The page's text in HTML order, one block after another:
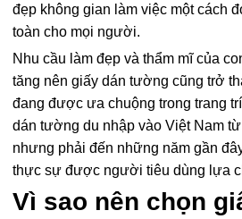
đẹp không gian làm việc một cách
toàn cho mọi người.
Nhu cầu làm đẹp và thẩm mĩ của
tăng nên giấy dán tường cũng trở
đang được ưa chuộng trong trang
dán tường du nhập vào Việt Nam
nhưng phải đến những năm gần
thực sự được người tiêu dùng lựa
Vì sao nên chọn